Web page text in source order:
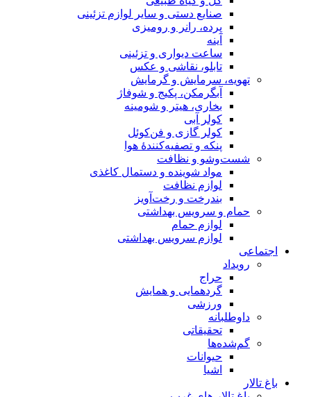
صنایع دستی و سایر لوازم تزئینی
پرده، رانر و رومیزی
آینه
ساعت دیواری و تزئینی
تابلو، نقاشی و عکس
تهویه، سرمایش و گرمایش
آبگرمکن، پکیج و شوفاژ
بخاری، هیتر و شومینه
کولر آبی
کولر گازی و فن‌کوئل
پنکه و تصفیه‌کنندهٔ هوا
شست‌وشو و نظافت
مواد شوینده و دستمال کاغذی
لوازم نظافت
بندرخت و رخت‌آویز
حمام و سرویس بهداشتی
لوازم حمام
لوازم سرویس بهداشتی
اجتماعی
رویداد
حراج
گردهمایی و همایش
ورزشی
داوطلبانه
تحقیقاتی
گم‌شده‌ها
حیوانات
اشیا
باغ تالار